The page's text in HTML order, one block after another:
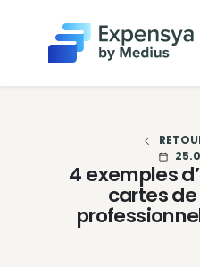
4 exemples
cartes